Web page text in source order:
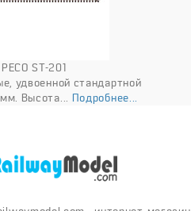
PECO ST-201
удвоенной стандартной
Высота... Подробнее...